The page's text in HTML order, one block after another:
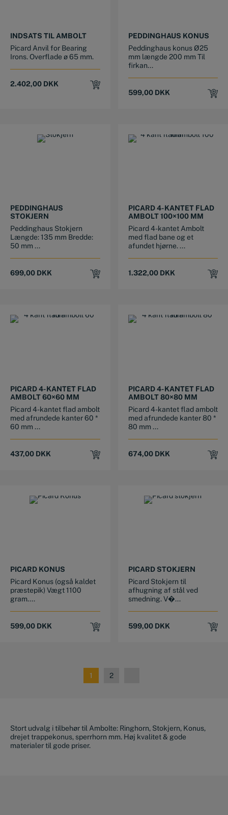
INDSATS TIL AMBOLT
Picard Anvil for Bearing
Irons. Overflade ø 65 mm.
2.402,00 DKK
PEDDINGHAUS KONUS
Peddinghaus konus Ø25
mm længde 200 mm Til
firkan...
599,00 DKK
PEDDINGHAUS
STOKJERN
Peddinghaus Stokjern
Længde: 135 mm Bredde:
50 mm ...
699,00 DKK
PICARD 4-KANTET FLAD
AMBOLT 100×100 MM
Picard 4-kantet Ambolt
med flad bane og et
afundet hjørne. ...
1.322,00 DKK
PICARD 4-KANTET FLAD
AMBOLT 60×60 MM
Picard 4-kantet flad ambolt
med afrundede kanter 60 *
60 mm ...
437,00 DKK
PICARD 4-KANTET FLAD
AMBOLT 80×80 MM
Picard 4-kantet flad ambolt
med afrundede kanter 80 *
80 mm ...
674,00 DKK
PICARD KONUS
Picard Konus (også kaldet
præstepik) Vægt 1100
gram....
599,00 DKK
PICARD STOKJERN
Picard Stokjern til
afhugning af stål ved
smedning. V�...
599,00 DKK
1 2
Stort udvalg i tilbehør til Ambolte: Ringhorn, Stokjern, Konus,
drejet trappekonus, sperrhorn mm. Høj kvalitet & gode
materialer til gode priser.